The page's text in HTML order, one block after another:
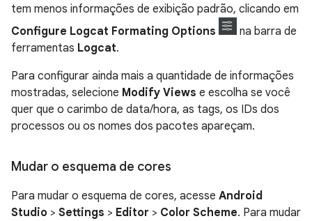
tem menos informações de exibição padrão, clicando em
Configure Logcat Formating Options
na barra de
ferramentas Logcat.
Para configurar ainda mais a quantidade de informações
mostradas, selecione Modify Views e escolha se você
quer que o carimbo de data/hora, as tags, os IDs dos
processos ou os nomes dos pacotes apareçam.
Mudar o esquema de cores
Para mudar o esquema de cores, acesse Android
Studio > Settings > Editor > Color Scheme. Para mudar